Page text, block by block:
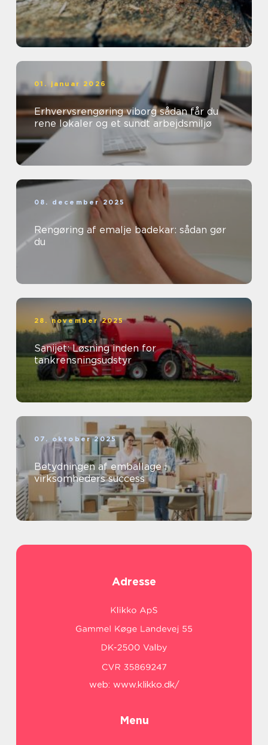
01. januar 2026
Erhvervsrengøring viborg sådan får du
rene lokaler og et sundt arbejdsmiljø
08. december 2025
Rengøring af emalje badekar: sådan gør
du
28. november 2025
Sanijet: Løsning inden for
tankrensningsudstyr
07. oktober 2025
Betydningen af emballage i
virksomheders success
Adresse
web: www.klikko.dk/
Menu